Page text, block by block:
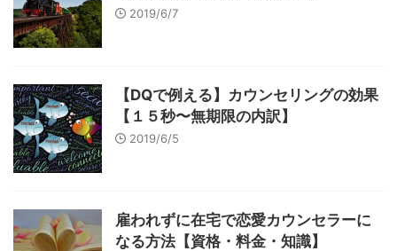
2019/6/7
【DQで例える】カウンセリングの効果
【１５秒〜無期限の内訳】
2019/6/5
雇われずに在宅で恋愛カウンセラーに
なる方法【資格・料金・知識】